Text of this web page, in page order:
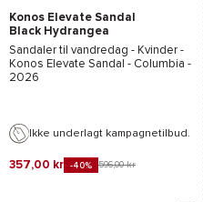
Konos Elevate Sandal
Black Hydrangea
Sandaler til vandredag - Kvinder -
Konos Elevate Sandal - Columbia -
2026
Ikke underlagt kampagnetilbud.
357,00 kr -40% 596,00 kr